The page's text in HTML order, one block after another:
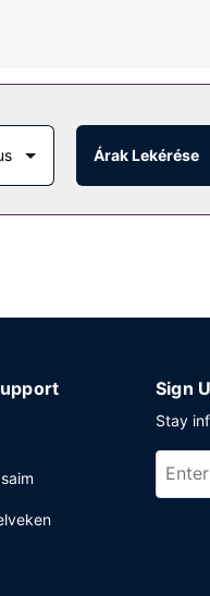
A hotel kiegészítő
a szálláshelyen lévő 2
7:30 és 11:30 között.
Árak Lekérése
Sign
Stay